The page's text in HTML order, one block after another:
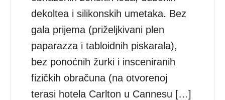
dekoltea i silikonskih umetaka. Bez
gala prijema (priželjkivani plen
paparazza i tabloidnih piskarala),
bez ponoćnih žurki i insceniranih
fizičkih obračuna (na otvorenoj
terasi hotela Carlton u Cannesu […]